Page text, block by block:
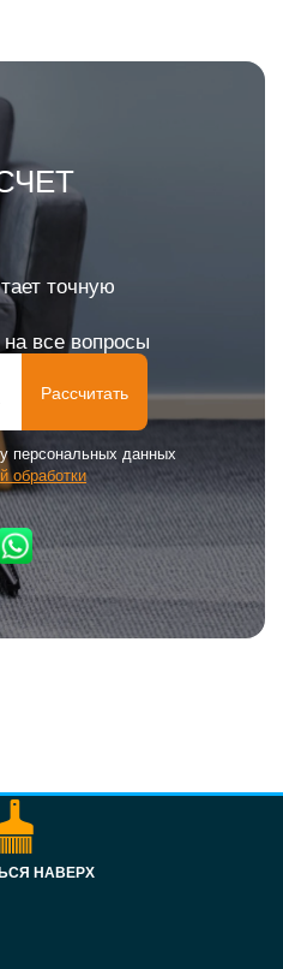
точную
все вопросы
Рассчитать
персональных данных
обработки
НАВЕРХ